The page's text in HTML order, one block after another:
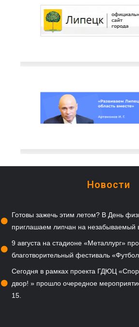
Новости
Готовы зажечь этим летом? В День
приглашаем липчан на незабываемый
9 августа на стадионе «Металлург»
благотворительный фестиваль
Сегодня в рамках проекта ГДЮЦ
двор! » прошло очередное
15.